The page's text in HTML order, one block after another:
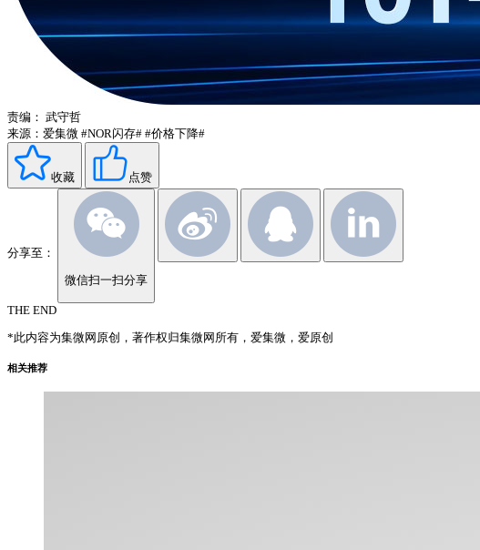
责编： 武守哲
来源：爱集微 #NOR闪存# #价格下降#
收藏 点赞
分享至：
微信扫一扫分享
THE END
*此内容为集微网原创，著作权归集微网所有，爱集微，爱原创
相关推荐